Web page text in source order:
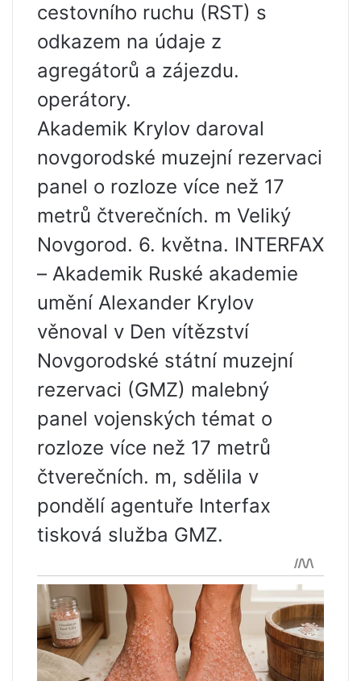
cestovního ruchu (RST) s
odkazem na údaje z
agregátorů a zájezdu.
operátory.
Akademik Krylov daroval
novgorodské muzejní rezervaci
panel o rozloze více než 17
metrů čtverečních. m Veliký
Novgorod. 6. května. INTERFAX
– Akademik Ruské akademie
umění Alexander Krylov
věnoval v Den vítězství
Novgorodské státní muzejní
rezervaci (GMZ) malebný
panel vojenských témat o
rozloze více než 17 metrů
čtverečních. m, sdělila v
pondělí agentuře Interfax
tisková služba GMZ.